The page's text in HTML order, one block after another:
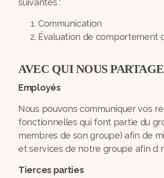
suivantes :
Communication
Évaluation de comportement
AVEC QUI NOUS
Employés
Nous pouvons communiquer vos
fonctionnelles qui font partie du
membres de son groupe) afin de
et services de notre groupe afin d
Tierces parties